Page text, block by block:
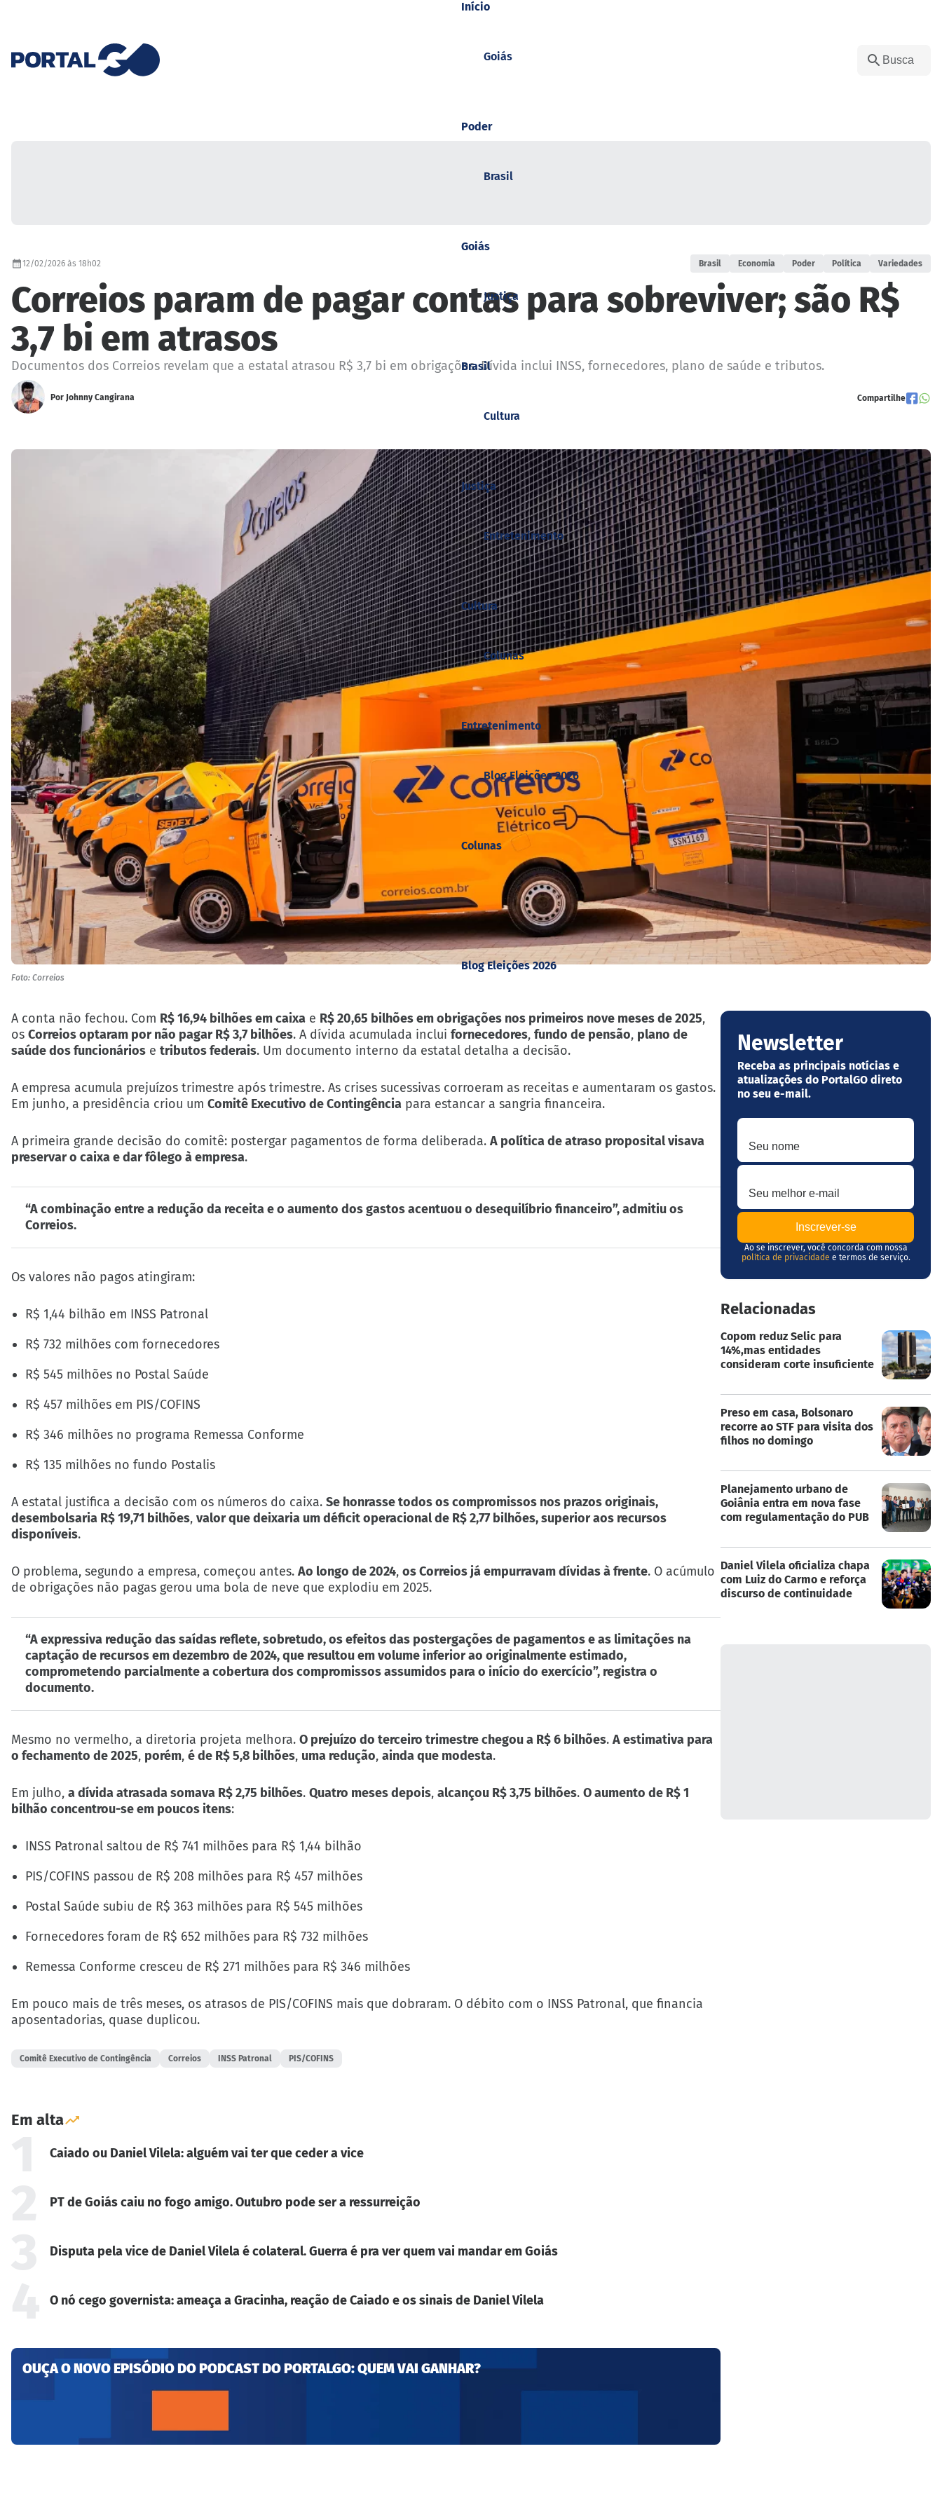
Goiás
Brasil
Justiça
Cultura
Entretenimento
Colunas
Blog Eleições 2026
Início
Poder
Goiás
Brasil
Justiça
Cultura
Entretenimento
Colunas
Blog Eleições 2026
12/02/2026 às 18h02 Brasil Economia Poder Política Variedades
Correios param de pagar contas para sobreviver; são R$
3,7 bi em atrasos
Documentos dos Correios revelam que a estatal atrasou R$ 3,7 bi em obrigações. Dívida inclui INSS, fornecedores, plano de saúde e tributos.
Por Johnny Cangirana Compartilhe
Foto: Correios
A conta não fechou. Com R$ 16,94 bilhões em caixa e R$ 20,65 bilhões em obrigações nos primeiros nove meses de 2025,
os Correios optaram por não pagar R$ 3,7 bilhões. A dívida acumulada inclui fornecedores, fundo de pensão, plano de
saúde dos funcionários e tributos federais. Um documento interno da estatal detalha a decisão.
A empresa acumula prejuízos trimestre após trimestre. As crises sucessivas corroeram as receitas e aumentaram os gastos.
Em junho, a presidência criou um Comitê Executivo de Contingência para estancar a sangria financeira.
A primeira grande decisão do comitê: postergar pagamentos de forma deliberada. A política de atraso proposital visava
preservar o caixa e dar fôlego à empresa.
“A combinação entre a redução da receita e o aumento dos gastos acentuou o desequilíbrio financeiro”, admitiu os
Correios.
Os valores não pagos atingiram:
R$ 1,44 bilhão em INSS Patronal
R$ 732 milhões com fornecedores
R$ 545 milhões no Postal Saúde
R$ 457 milhões em PIS/COFINS
R$ 346 milhões no programa Remessa Conforme
R$ 135 milhões no fundo Postalis
A estatal justifica a decisão com os números do caixa. Se honrasse todos os compromissos nos prazos originais,
desembolsaria R$ 19,71 bilhões, valor que deixaria um déficit operacional de R$ 2,77 bilhões, superior aos recursos
disponíveis.
O problema, segundo a empresa, começou antes. Ao longo de 2024, os Correios já empurravam dívidas à frente. O acúmulo
de obrigações não pagas gerou uma bola de neve que explodiu em 2025.
“A expressiva redução das saídas reflete, sobretudo, os efeitos das postergações de pagamentos e as limitações na
captação de recursos em dezembro de 2024, que resultou em volume inferior ao originalmente estimado,
comprometendo parcialmente a cobertura dos compromissos assumidos para o início do exercício”, registra o
documento.
Mesmo no vermelho, a diretoria projeta melhora. O prejuízo do terceiro trimestre chegou a R$ 6 bilhões. A estimativa para
o fechamento de 2025, porém, é de R$ 5,8 bilhões, uma redução, ainda que modesta.
Em julho, a dívida atrasada somava R$ 2,75 bilhões. Quatro meses depois, alcançou R$ 3,75 bilhões. O aumento de R$ 1
bilhão concentrou-se em poucos itens:
INSS Patronal saltou de R$ 741 milhões para R$ 1,44 bilhão
PIS/COFINS passou de R$ 208 milhões para R$ 457 milhões
Postal Saúde subiu de R$ 363 milhões para R$ 545 milhões
Fornecedores foram de R$ 652 milhões para R$ 732 milhões
Remessa Conforme cresceu de R$ 271 milhões para R$ 346 milhões
Em pouco mais de três meses, os atrasos de PIS/COFINS mais que dobraram. O débito com o INSS Patronal, que financia
aposentadorias, quase duplicou.
Comitê Executivo de Contingência Correios INSS Patronal PIS/COFINS
Em alta
Caiado ou Daniel Vilela: alguém vai ter que ceder a vice
PT de Goiás caiu no fogo amigo. Outubro pode ser a ressurreição
Disputa pela vice de Daniel Vilela é colateral. Guerra é pra ver quem vai mandar em Goiás
O nó cego governista: ameaça a Gracinha, reação de Caiado e os sinais de Daniel Vilela
OUÇA O NOVO EPISÓDIO DO PODCAST DO PORTALGO: QUEM VAI GANHAR?
Newsletter
Receba as principais notícias e
atualizações do PortalGO direto
no seu e-mail.
Seu nome
Seu melhor e-mail
Ao se inscrever, você concorda com nossa
política de privacidade e termos de serviço.
Relacionadas
Copom reduz Selic para
14%,mas entidades
consideram corte insuficiente
Preso em casa, Bolsonaro
recorre ao STF para visita dos
filhos no domingo
Planejamento urbano de
Goiânia entra em nova fase
com regulamentação do PUB
Daniel Vilela oficializa chapa
com Luiz do Carmo e reforça
discurso de continuidade